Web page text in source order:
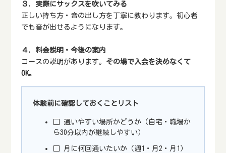
３．実際にサックスを吹いてみる
正しい持ち方・音の出し方を丁寧に教わります。初心者
でも音が出せるようになります。
４．料金説明・今後の案内
コースの説明があります。 その場で入会を決めなくて
OK。
体験前に確認しておくことリスト
□ 通いやすい場所かどうか（自宅・職場か
ら30分以内が継続しやすい）
□ 月に何回通いたいか（週1・月2・月1）